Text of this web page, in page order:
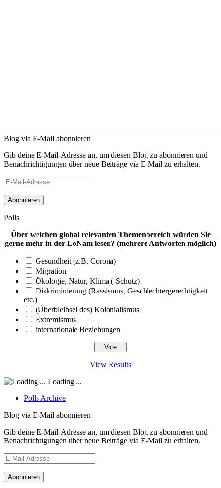
Blog via E-Mail abonnieren
Gib deine E-Mail-Adresse an, um diesen Blog zu abonnieren und
Benachrichtigungen über neue Beiträge via E-Mail zu erhalten.
E-
Mail-
Adresse
Polls
Über welchen global relevanten Themenbereich würden Sie
gerne mehr in der LoNam lesen? (mehrere Antworten möglich)
Gesundheit (z.B. Corona)
Migration
Ökologie, Natur, Klima (-Schutz)
Diskriminierung (Rassismus, Geschlechtergerechtigkeit
etc.)
(Überbleibsel des) Kolonialismus
Extremismus
internationale Beziehungen
View Results
Loading ...
Polls Archive
Blog via E-Mail abonnieren
Gib deine E-Mail-Adresse an, um diesen Blog zu abonnieren und
Benachrichtigungen über neue Beiträge via E-Mail zu erhalten.
E-
Mail-
Adresse